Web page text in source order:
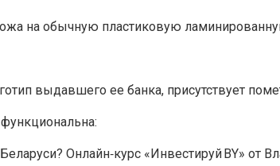
на обычную пластиковую
выдавшего ее банка, присутствует
Онлайн‑курс «Инвестируй BY»